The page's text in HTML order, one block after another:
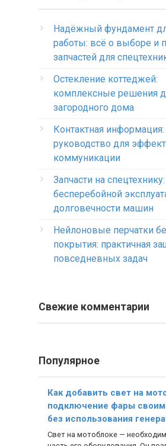
Надёжный фундамент
работы: всё о выборе и
запчастей для
Остекление коттеджей:
комплексные решения
загородного дома
Контактная
руководство для
коммуникации
Запчасти на
бесперебойной
долговечности машин
Нейлоновые перчатки
покрытия: практичная
повседневных задач
Свежие комментарии
Популярное
Как добавить свет на
подключение фары
без использования
Свет на мотоблоке —